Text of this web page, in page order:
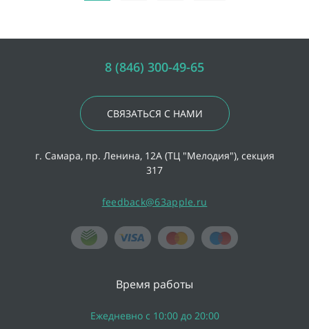
8 (846) 300-49-65
СВЯЗАТЬСЯ С НАМИ
г. Самара, пр. Ленина, 12А (ТЦ "Мелодия"), секция
317
feedback@63apple.ru
Время работы
Ежедневно с 10:00 до 20:00